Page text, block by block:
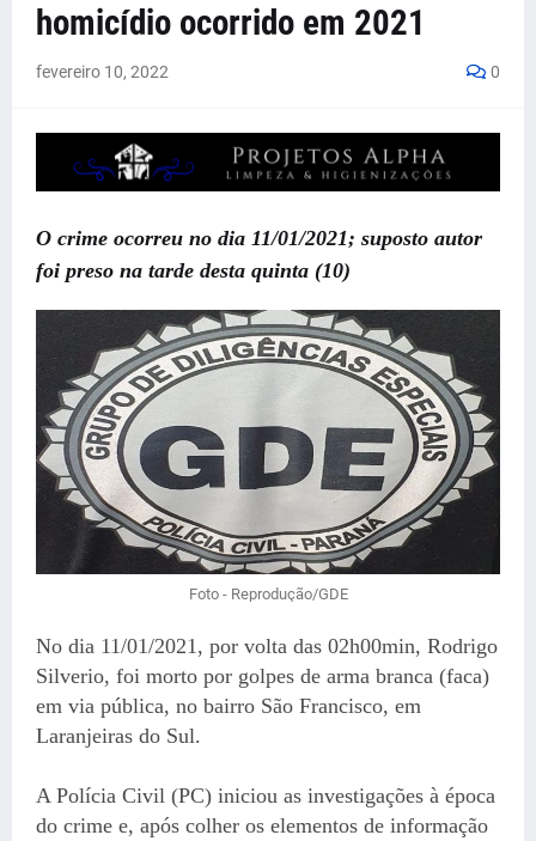
homicídio ocorrido em 2021
fevereiro 10, 2022 0
O crime ocorreu no dia 11/01/2021; suposto autor
foi preso na tarde desta quinta (10)
Foto - Reprodução/GDE
No dia 11/01/2021, por volta das 02h00min, Rodrigo
Silverio, foi morto por golpes de arma branca (faca)
em via pública, no bairro São Francisco, em
Laranjeiras do Sul.
A Polícia Civil (PC) iniciou as investigações à época
do crime e, após colher os elementos de informação